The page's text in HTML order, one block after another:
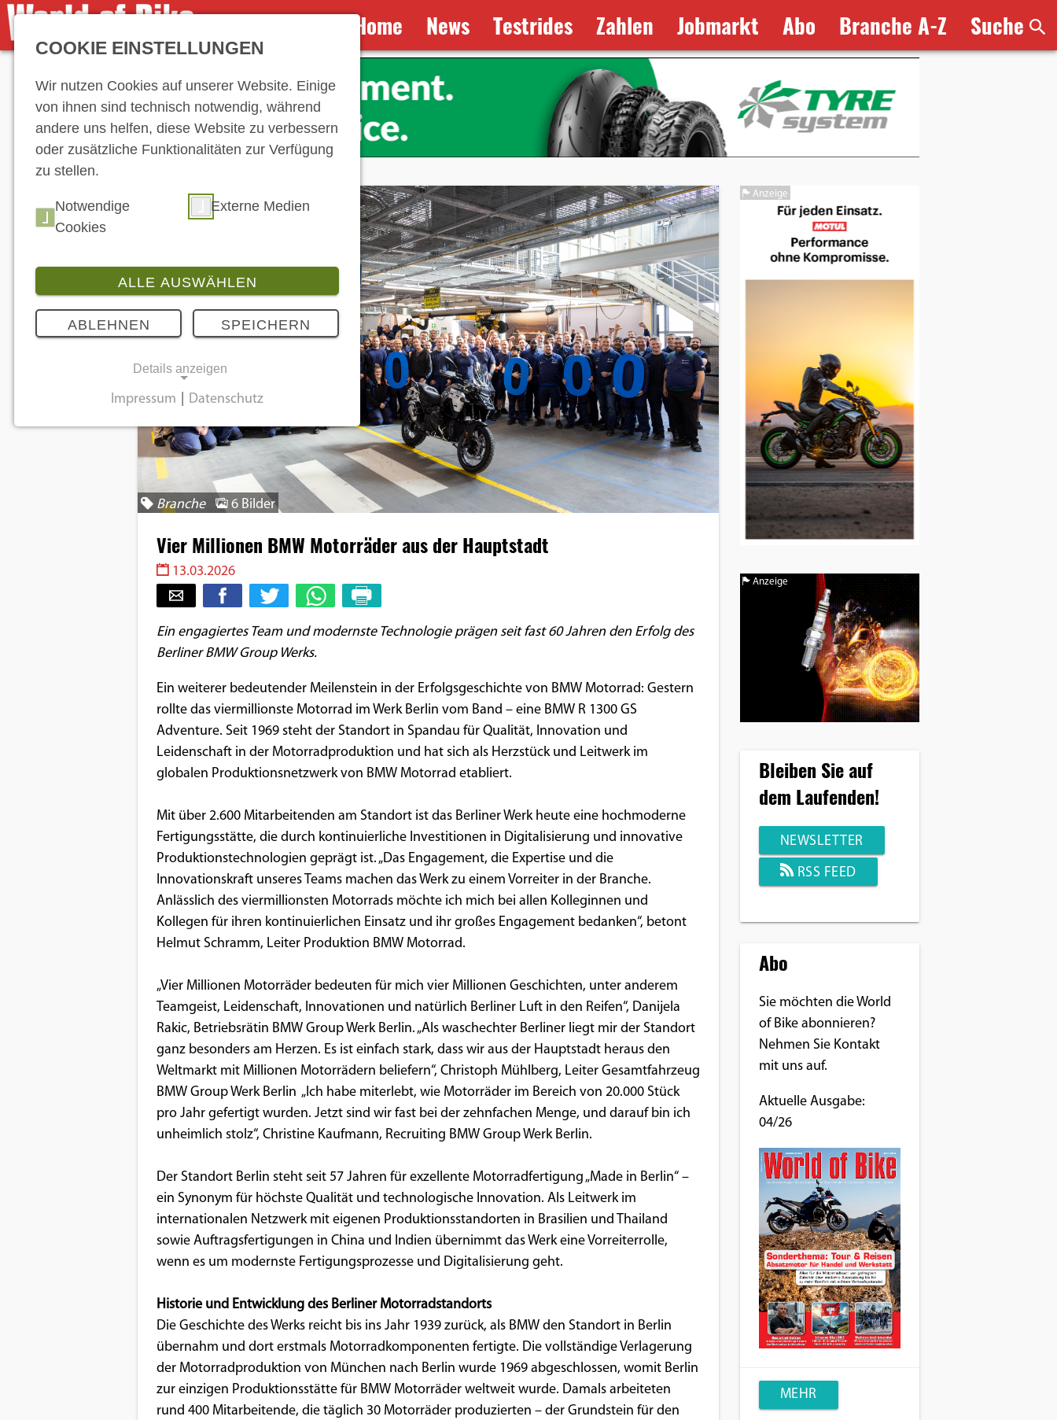
Home News Testrides Zahlen Jobmarkt Abo Branche A-Z Suche
Branche 6 Bilder
Vier Millionen BMW Motorräder aus der Hauptstadt
13.03.2026
Ein engagiertes Team und modernste Technologie prägen seit fast 60 Jahren den Erfolg des
Berliner BMW Group Werks.
Ein weiterer bedeutender Meilenstein in der Erfolgsgeschichte von BMW Motorrad: Gestern
rollte das viermillionste Motorrad im Werk Berlin vom Band – eine BMW R 1300 GS
Adventure. Seit 1969 steht der Standort in Spandau für Qualität, Innovation und
Leidenschaft in der Motorradproduktion und hat sich als Herzstück und Leitwerk im
globalen Produktionsnetzwerk von BMW Motorrad etabliert.
Mit über 2.600 Mitarbeitenden am Standort ist das Berliner Werk heute eine hochmoderne
Fertigungsstätte, die durch kontinuierliche Investitionen in Digitalisierung und innovative
Produktionstechnologien geprägt ist. „Das Engagement, die Expertise und die
Innovationskraft unseres Teams machen das Werk zu einem Vorreiter in der Branche.
Anlässlich des viermillionsten Motorrads möchte ich mich bei allen Kolleginnen und
Kollegen für ihren kontinuierlichen Einsatz und ihr großes Engagement bedanken“, betont
Helmut Schramm, Leiter Produktion BMW Motorrad.
„Vier Millionen Motorräder bedeuten für mich vier Millionen Geschichten, unter anderem
Teamgeist, Leidenschaft, Innovationen und natürlich Berliner Luft in den Reifen“, Danijela
Rakic, Betriebsrätin BMW Group Werk Berlin. „Als waschechter Berliner liegt mir der Standort
ganz besonders am Herzen. Es ist einfach stark, dass wir aus der Hauptstadt heraus den
Weltmarkt mit Millionen Motorrädern beliefern“, Christoph Mühlberg, Leiter Gesamtfahrzeug
BMW Group Werk Berlin „Ich habe miterlebt, wie Motorräder im Bereich von 20.000 Stück
pro Jahr gefertigt wurden. Jetzt sind wir fast bei der zehnfachen Menge, und darauf bin ich
unheimlich stolz“, Christine Kaufmann, Recruiting BMW Group Werk Berlin.
Der Standort Berlin steht seit 57 Jahren für exzellente Motorradfertigung „Made in Berlin“ –
ein Synonym für höchste Qualität und technologische Innovation. Als Leitwerk im
internationalen Netzwerk mit eigenen Produktionsstandorten in Brasilien und Thailand
sowie Auftragsfertigungen in China und Indien übernimmt das Werk eine Vorreiterrolle,
wenn es um modernste Fertigungsprozesse und Digitalisierung geht.
Historie und Entwicklung des Berliner Motorradstandorts
Die Geschichte des Werks reicht bis ins Jahr 1939 zurück, als BMW den Standort in Berlin
übernahm und dort erstmals Motorradkomponenten fertigte. Die vollständige Verlagerung
der Motorradproduktion von München nach Berlin wurde 1969 abgeschlossen, womit Berlin
zur einzigen Produktionsstätte für BMW Motorräder weltweit wurde. Damals arbeiteten
rund 400 Mitarbeitende, die täglich 30 Motorräder produzierten – der Grundstein für den
Anzeige
Anzeige
Bleiben Sie auf
dem Laufenden!
NEWSLETTER
RSS FEED
Abo
Sie möchten die World
of Bike abonnieren?
Nehmen Sie Kontakt
mit uns auf.
Aktuelle Ausgabe:
04/26
MEHR
COOKIE EINSTELLUNGEN
Wir nutzen Cookies auf unserer Website. Einige
von ihnen sind technisch notwendig, während
andere uns helfen, diese Website zu verbessern
oder zusätzliche Funktionalitäten zur Verfügung
zu stellen.
Notwendige
Cookies
Externe Medien
ALLE AUSWÄHLEN
ABLEHNEN SPEICHERN
Details anzeigen
Notwendige Cookies ermöglichen
grundlegende Funktionen und sind für die
einwandfreie Funktion der Website
Einverständnis-Cookie
Dieser Cookie speichert die
Einverständnis-Optionen des
EXTERNE MEDIEN
Um Inhalte von Videoplattformen und
Social Media Plattformen anzeigen zu
können, werden von diesen externen
Medien Cookies gesetzt.
Impressum Datenschutz